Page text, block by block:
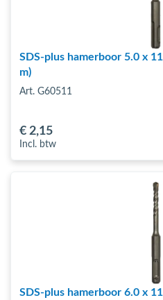
SDS-plus hamerboor 5.0 x
m)
Art. G60511
€ 2,15
Incl. btw
SDS-plus hamerboor 6.0 x